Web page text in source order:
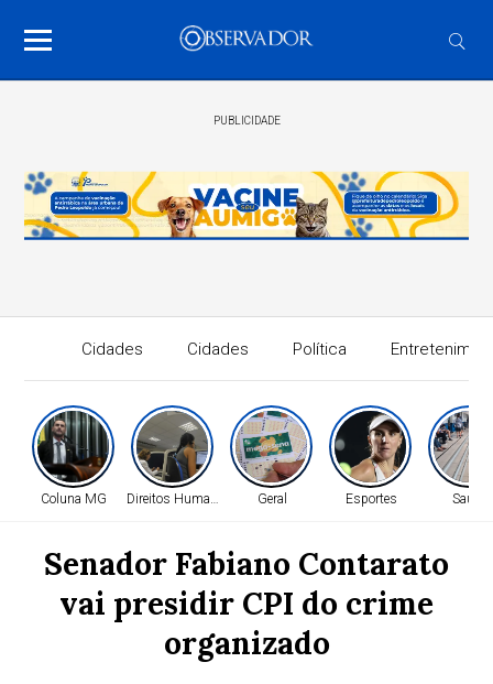
PUBLICIDADE
Cidades Cidades Política
Coluna MG Direitos Humanos Geral Esportes Saúde
Senador Fabiano Contarato
vai presidir CPI do crime
organizado